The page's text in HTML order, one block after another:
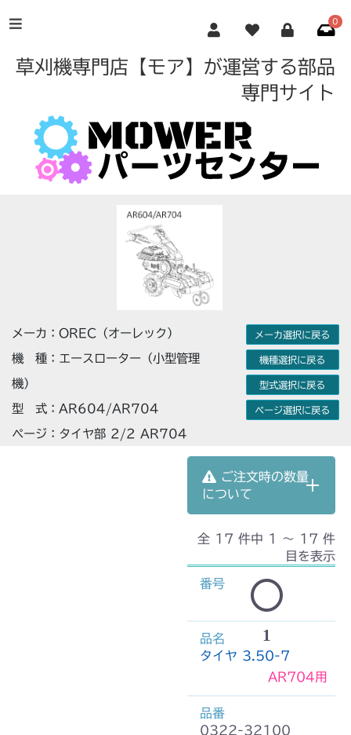
0
草刈機専門店【モア】が運営する部品
専門サイト
メーカ：OREC（オーレック）
機 種：エースローター（小型管理
機）
型 式：AR604/AR704
ページ：タイヤ部 2/2 AR704
メーカ選択に戻る
機種選択に戻る
型式選択に戻る
ページ選択に戻る
ご注文時の数量
について
全 17 件中 1 〜 17 件
目を表示
1
タイヤ 3.50-7
AR704用
0322-32100